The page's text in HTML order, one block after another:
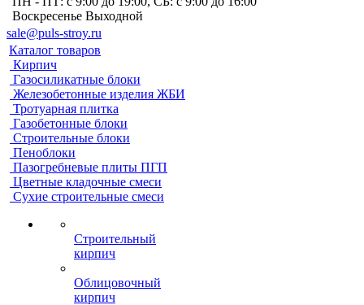
Воскресенье Выходной
sale@puls-stroy.ru
Каталог товаров
Кирпич
Газосиликатные блоки
Железобетонные изделия ЖБИ
Тротуарная плитка
Газобетонные блоки
Строительные блоки
Пеноблоки
Пазогребневые плиты ПГП
Цветные кладочные смеси
Сухие строительные смеси
Строительный
кирпич
Облицовочный
кирпич